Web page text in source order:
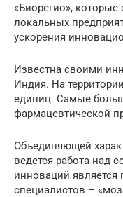
«Биорегио»,
локальных
ускорения
Известна своими
Индия. На
единиц. Самые
фармацевтической
Объединяющей
ведется работа над
инноваций является
специалистов –